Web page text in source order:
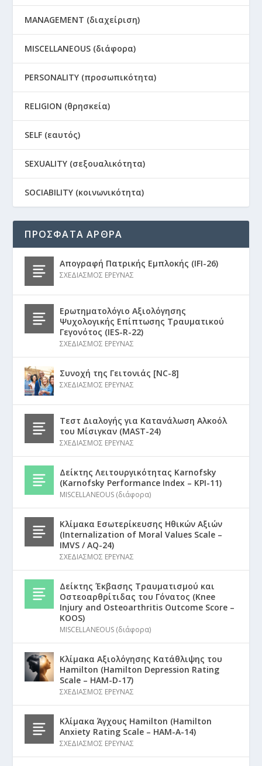
MANAGEMENT (διαχείριση)
MISCELLANEOUS (διάφορα)
PERSONALITY (προσωπικότητα)
RELIGION (θρησκεία)
SELF (εαυτός)
SEXUALITY (σεξουαλικότητα)
SOCIABILITY (κοινωνικότητα)
ΠΡΟΣΦΑΤΑ ΑΡΘΡΑ
Απογραφή Πατρικής Εμπλοκής (IFI-26)
ΣΧΕΔΙΑΣΜΟΣ ΕΡΕΥΝΑΣ
Ερωτηματολόγιο Αξιολόγησης
Ψυχολογικής Επίπτωσης Τραυματικού
Γεγονότος (IES-R-22)
ΣΧΕΔΙΑΣΜΟΣ ΕΡΕΥΝΑΣ
Συνοχή της Γειτονιάς [NC-8]
ΣΧΕΔΙΑΣΜΟΣ ΕΡΕΥΝΑΣ
Τεστ Διαλογής για Κατανάλωση Αλκοόλ
του Μίσιγκαν (MAST-24)
ΣΧΕΔΙΑΣΜΟΣ ΕΡΕΥΝΑΣ
Δείκτης Λειτουργικότητας Karnofsky
(Karnofsky Performance Index – KPI-11)
MISCELLANEOUS (διάφορα)
Κλίμακα Εσωτερίκευσης Ηθικών Αξιών
(Internalization of Moral Values Scale –
IMVS / AQ-24)
ΣΧΕΔΙΑΣΜΟΣ ΕΡΕΥΝΑΣ
Δείκτης Έκβασης Τραυματισμού και
Οστεοαρθρίτιδας του Γόνατος (Knee
Injury and Osteoarthritis Outcome Score –
KOOS)
MISCELLANEOUS (διάφορα)
Κλίμακα Αξιολόγησης Κατάθλιψης του
Hamilton (Hamilton Depression Rating
Scale – HAM-D-17)
ΣΧΕΔΙΑΣΜΟΣ ΕΡΕΥΝΑΣ
Κλίμακα Άγχους Hamilton (Hamilton
Anxiety Rating Scale – HAM-A-14)
ΣΧΕΔΙΑΣΜΟΣ ΕΡΕΥΝΑΣ